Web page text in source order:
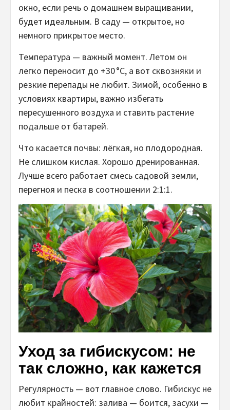
окно, если речь о домашнем выращивании,
будет идеальным. В саду — открытое, но
немного прикрытое место.
Температура — важный момент. Летом он
легко переносит до +30 °C, а вот сквозняки и
резкие перепады не любит. Зимой, особенно в
условиях квартиры, важно избегать
пересушенного воздуха и ставить растение
подальше от батарей.
Что касается почвы: лёгкая, но плодородная.
Не слишком кислая. Хорошо дренированная.
Лучше всего работает смесь садовой земли,
перегноя и песка в соотношении 2:1:1.
Уход за гибискусом: не
так сложно, как кажется
Регулярность — вот главное слово. Гибискус не
любит крайностей: залива — боится, засухи —